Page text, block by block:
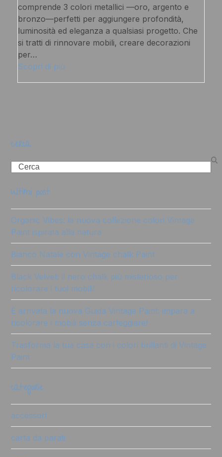
comprende 3 colori metallici —oro, argento e
bronzo—perfetti per aggiungere profondità,
luminosità ed eleganza a qualsiasi progetto. Che
si tratti di rinnovare mobili, creare decorazioni
per…
Scopri di più
cerca
Search
ultimi post
Organic Vibes: la nuova collezione colori Vintage
Paint ispirata alla natura
Bianco Natale con Vintage chalk Paint
Black Velvet: il nero chalk più misterioso per
ricolorare i tuoi mobili!
È arrivata la nuova Guida Vintage Paint: impara a
ricolorare i mobili senza carteggiare!
Trasforma la tua casa con i colori brillanti di Vintage
Paint
categorie
accessori
carta da parati